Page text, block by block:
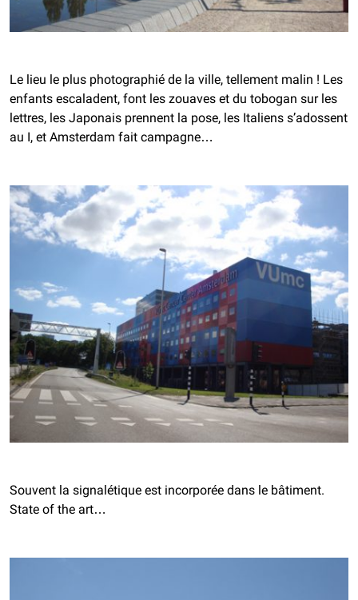
Le lieu le plus photographié de la ville, tellement malin ! Les
enfants escaladent, font les zouaves et du tobogan sur les
lettres, les Japonais prennent la pose, les Italiens s’adossent
au I, et Amsterdam fait campagne…
Souvent la signalétique est incorporée dans le bâtiment.
State of the art…